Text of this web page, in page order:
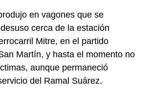
en vagones que se
cerca de la estación
Mitre, en el partido
Martín, y hasta el momento no
aunque permaneció
del Ramal Suárez.